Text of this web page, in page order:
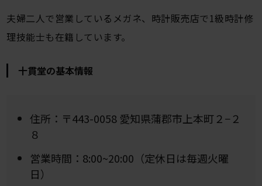
夫婦二人で営業しているメガネ、時計販売店で1級時計修
理技能士も在籍しています。
十貫堂の基本情報
住所：〒443-0058 愛知県蒲郡市上本町２−２
８
営業時間：8:00~20:00（定休日は毎週火曜
日）